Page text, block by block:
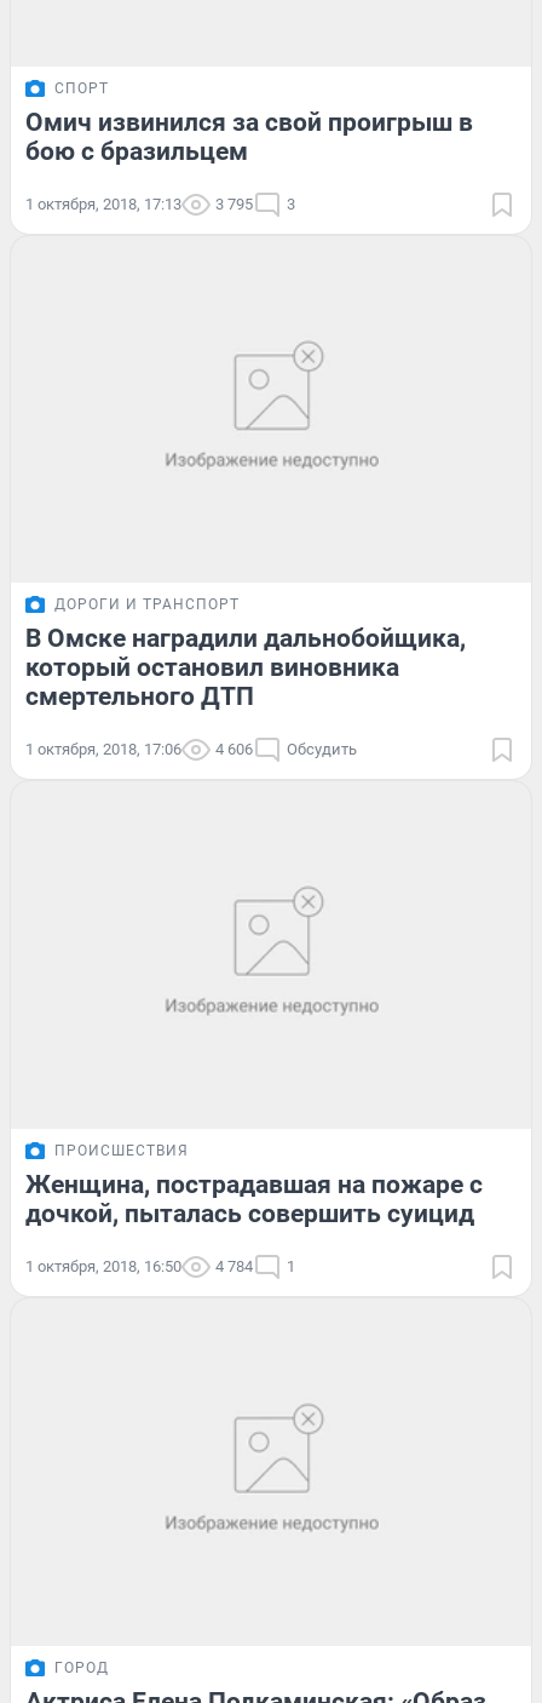
СПОРТ
Омич извинился за свой проигрыш в
бою с бразильцем
1 октября, 2018, 17:13 3 795 3
ДОРОГИ И ТРАНСПОРТ
В Омске наградили дальнобойщика,
который остановил виновника
смертельного ДТП
1 октября, 2018, 17:06 4 606 Обсудить
ПРОИСШЕСТВИЯ
Женщина, пострадавшая на пожаре с
дочкой, пыталась совершить суицид
1 октября, 2018, 16:50 4 784 1
ГОРОД